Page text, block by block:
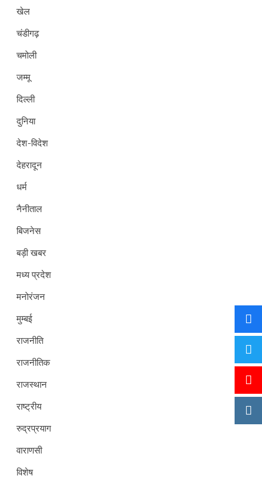
खेल
चंडीगढ़
चमोली
जम्मू
दिल्ली
दुनिया
देश-विदेश
देहरादून
धर्म
नैनीताल
बिजनेस
बड़ी खबर
मध्य प्रदेश
मनोरंजन
मुम्बई
राजनीति
राजनीतिक
राजस्थान
राष्ट्रीय
रुद्रप्रयाग
वाराणसी
विशेष